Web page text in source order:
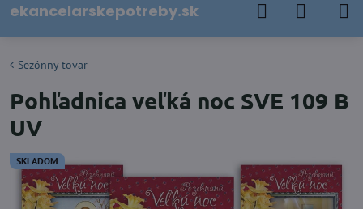
ekancelarskepotreby.sk
SKLADOM
Sezónny tovar
Pohľadnica veľká noc SVE 109 B
UV